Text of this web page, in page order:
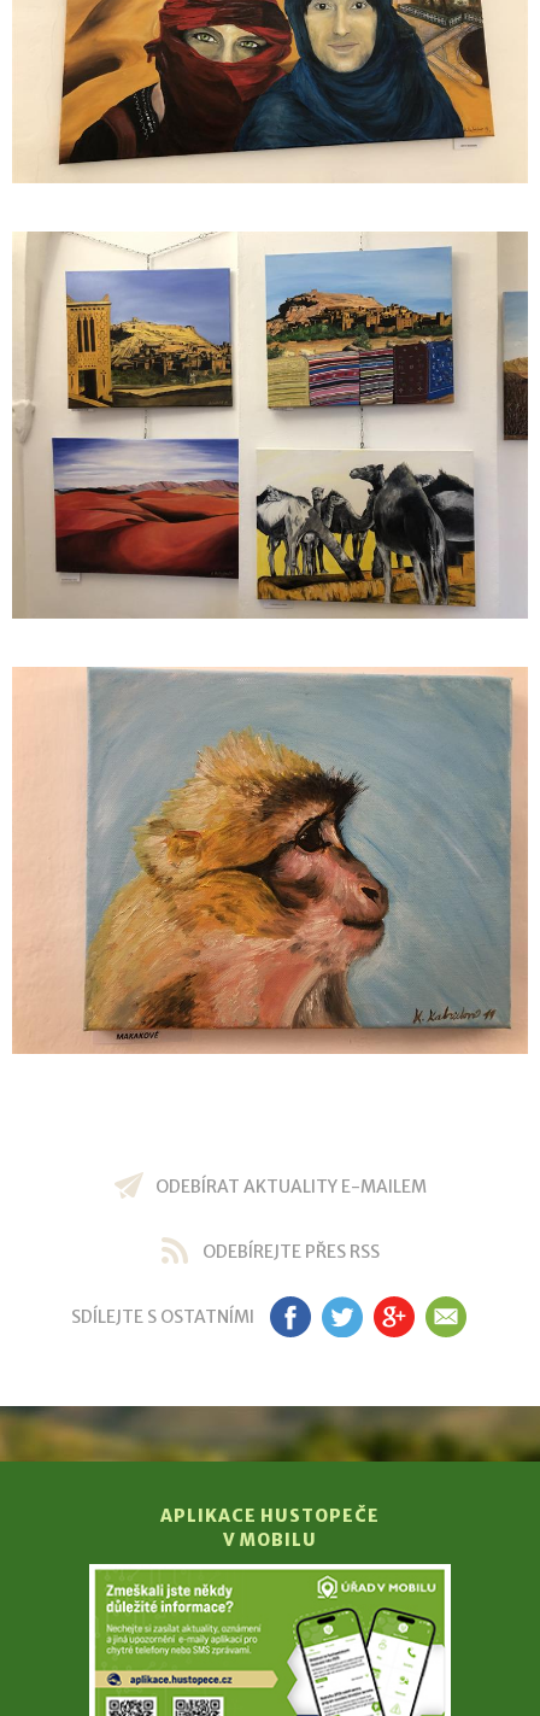
ODEBÍRAT AKTUALITY E-MAILEM
ODEBÍREJTE PŘES RSS
SDÍLEJTE S OSTATNÍMI FB TW GP EM
APLIKACE HUSTOPEČE
V MOBILU